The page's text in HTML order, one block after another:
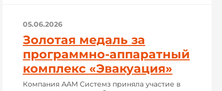
05.06.2026
Золотая медаль за
программно-аппаратный
комплекс «Эвакуация»
Компания ААМ Системз приняла участие в